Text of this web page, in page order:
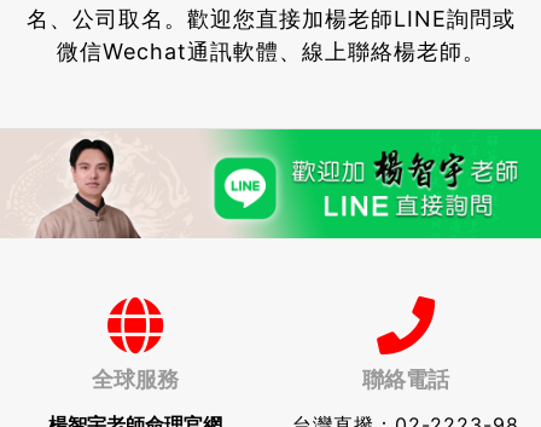
名、公司取名。 歡迎您直接加楊老師LINE詢問或
微信Wechat通訊軟體、線上聯絡楊老師。
全球服務 聯絡電話